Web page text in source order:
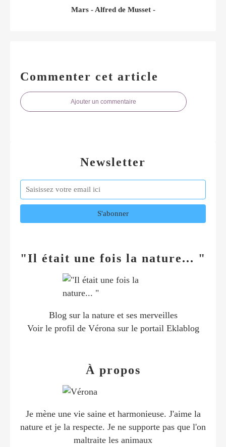
Mars - Alfred de Musset -
Commenter cet article
Ajouter un commentaire
Newsletter
"Il était une fois la nature... "
Blog sur la nature et ses merveilles
Voir le profil de Vérona sur le portail Eklablog
À propos
Je mène une vie saine et harmonieuse. J'aime la
nature et je la respecte. Je ne supporte pas que l'on
maltraite les animaux